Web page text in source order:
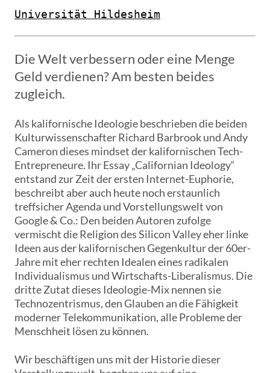
Universität Hildesheim
Die Welt verbessern oder eine Menge
Geld verdienen? Am besten beides
zugleich.
Als kalifornische Ideologie beschrieben die beiden
Kulturwissenschafter Richard Barbrook und Andy
Cameron dieses mindset der kalifornischen Tech-
Entrepreneure. Ihr Essay „Californian Ideology“
entstand zur Zeit der ersten Internet-Euphorie,
beschreibt aber auch heute noch erstaunlich
treffsicher Agenda und Vorstellungswelt von
Google & Co.: Den beiden Autoren zufolge
vermischt die Religion des Silicon Valley eher linke
Ideen aus der kalifornischen Gegenkultur der 60er-
Jahre mit eher rechten Idealen eines radikalen
Individualismus und Wirtschafts-Liberalismus. Die
dritte Zutat dieses Ideologie-Mix nennen sie
Technozentrismus, den Glauben an die Fähigkeit
moderner Telekommunikation, alle Probleme der
Menschheit lösen zu können.
Wir beschäftigen uns mit der Historie dieser